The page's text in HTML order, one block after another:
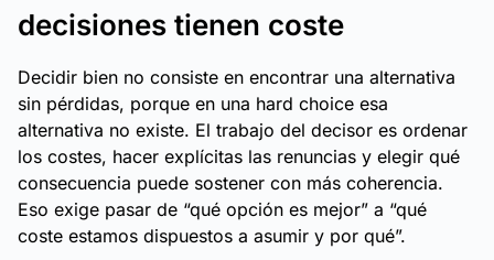
decisiones tienen coste
Decidir bien no consiste en encontrar una alternativa
sin pérdidas, porque en una hard choice esa
alternativa no existe. El trabajo del decisor es ordenar
los costes, hacer explícitas las renuncias y elegir qué
consecuencia puede sostener con más coherencia.
Eso exige pasar de “qué opción es mejor” a “qué
coste estamos dispuestos a asumir y por qué”.